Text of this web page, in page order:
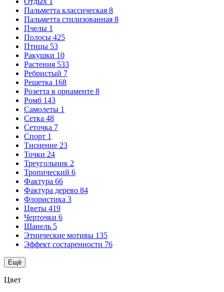
Пальметта классическая 8
Пальметта стилизованная 8
Пчелы 1
Полосы 425
Птицы 53
Ракушки 10
Растения 533
Ребристый 7
Решетка 168
Розетта в орнаменте 8
Ромб 143
Самолеты 1
Сетка 48
Сеточка 7
Спорт 1
Тиснение 23
Точки 24
Треугольник 2
Тропический 6
Фактура 66
Фактура дерево 84
Флористика 3
Цветы 419
Черточки 6
Шанель 5
Этнические мотивы 135
Эффект состаренности 76
Ещё
Цвет